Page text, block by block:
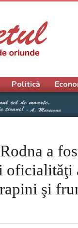
a
oficialităţi
şi
Politică